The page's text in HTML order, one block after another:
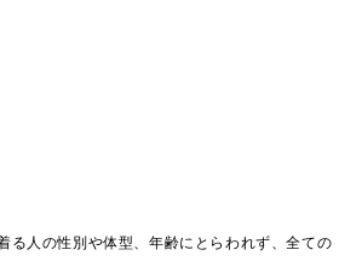
る人の性別や体型、年齢にとらわれず、全ての